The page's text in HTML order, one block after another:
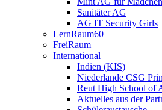
Sanitäter AG
AG IT Security Girls
LernRaum60
FreiRaum
International
Indien (KIS)
Niederlande CSG
Reut High School of
Aktuelles aus der